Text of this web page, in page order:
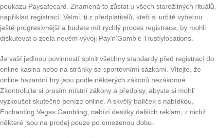
poukazu Paysafecard. Znamená to zůstat u všech starožitných rituálů,
například registrací. Velmi, ti z předplatitelů, kteří si určitě vyberou
ještě progresivnější a budete mít rychlý proces registrace, by mohli
diskutovat o zcela novém vývoji Pay'n'Gamble Trustlylocations.
Je vaší jedinou povinností splnit všechny standardy před registrací do
online kasina nebo na stránky se sportovními sázkami. Vítejte, že
online hazardní hry jsou podle některých zákonů nezákonné.
Zkontrolujte si prosím místní zákony a předpisy, abyste si mohli
vyzkoušet skutečné peníze online. A skvělý balíček s nabídkou,
Enchanting Vegas Gambling, nabízí desítky dalších reklam, z nichž
některé jsou na prodej pouze po omezenou dobu.